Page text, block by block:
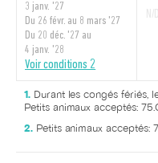
3 janv. '27
Du 26 févr. au 8 mars '27
Du 20 déc. '27 au
4 janv. '28
Voir conditions 2
Durant les congés fériés,
Petits animaux acceptés:
Petits animaux